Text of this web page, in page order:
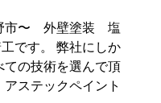
市〜 外壁塗装 塩
です。 弊社にしか
の技術を選んで頂
ステックペイント